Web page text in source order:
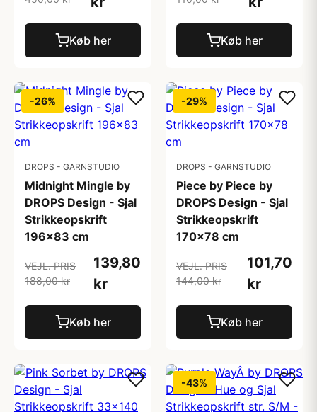
Køb her Køb her
-26%
DROPS - GARNSTUDIO
Midnight Mingle by
DROPS Design - Sjal
Strikkeopskrift
196x83 cm
VEJL. PRIS
188,00 kr
139,80
kr
Køb her
-29%
DROPS - GARNSTUDIO
Piece by Piece by
DROPS Design - Sjal
Strikkeopskrift
170x78 cm
VEJL. PRIS
144,00 kr
101,70
kr
Køb her
-43%